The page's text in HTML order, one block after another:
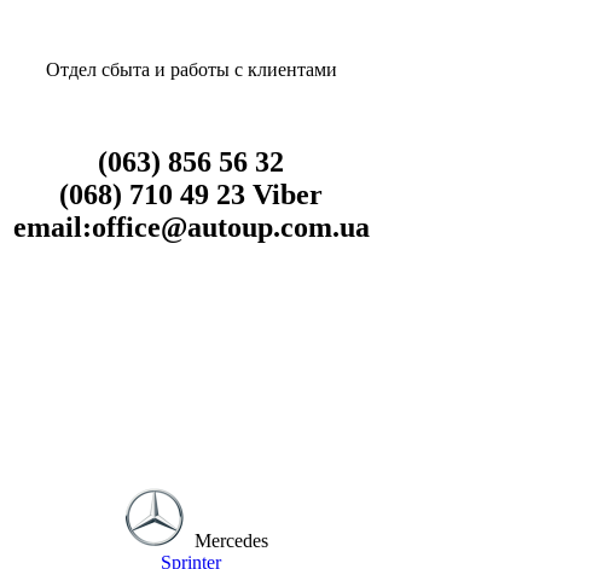
Отдел сбыта и работы с клиентами
(063) 856 56 32
(068) 710 49 23 Viber
email:office@autoup.com.ua
Mercedes
Sprinter